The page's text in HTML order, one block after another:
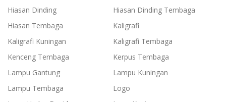
Hiasan Dinding
Hiasan Dinding Tembaga
Hiasan Tembaga
Kaligrafi
Kaligrafi Kuningan
Kaligrafi Tembaga
Kenceng Tembaga
Kerpus Tembaga
Lampu Gantung
Lampu Kuningan
Lampu Tembaga
Logo